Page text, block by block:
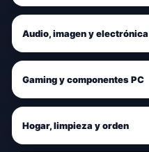
Audio, imagen y electrónica
Gaming y componentes PC
Hogar, limpieza y orden